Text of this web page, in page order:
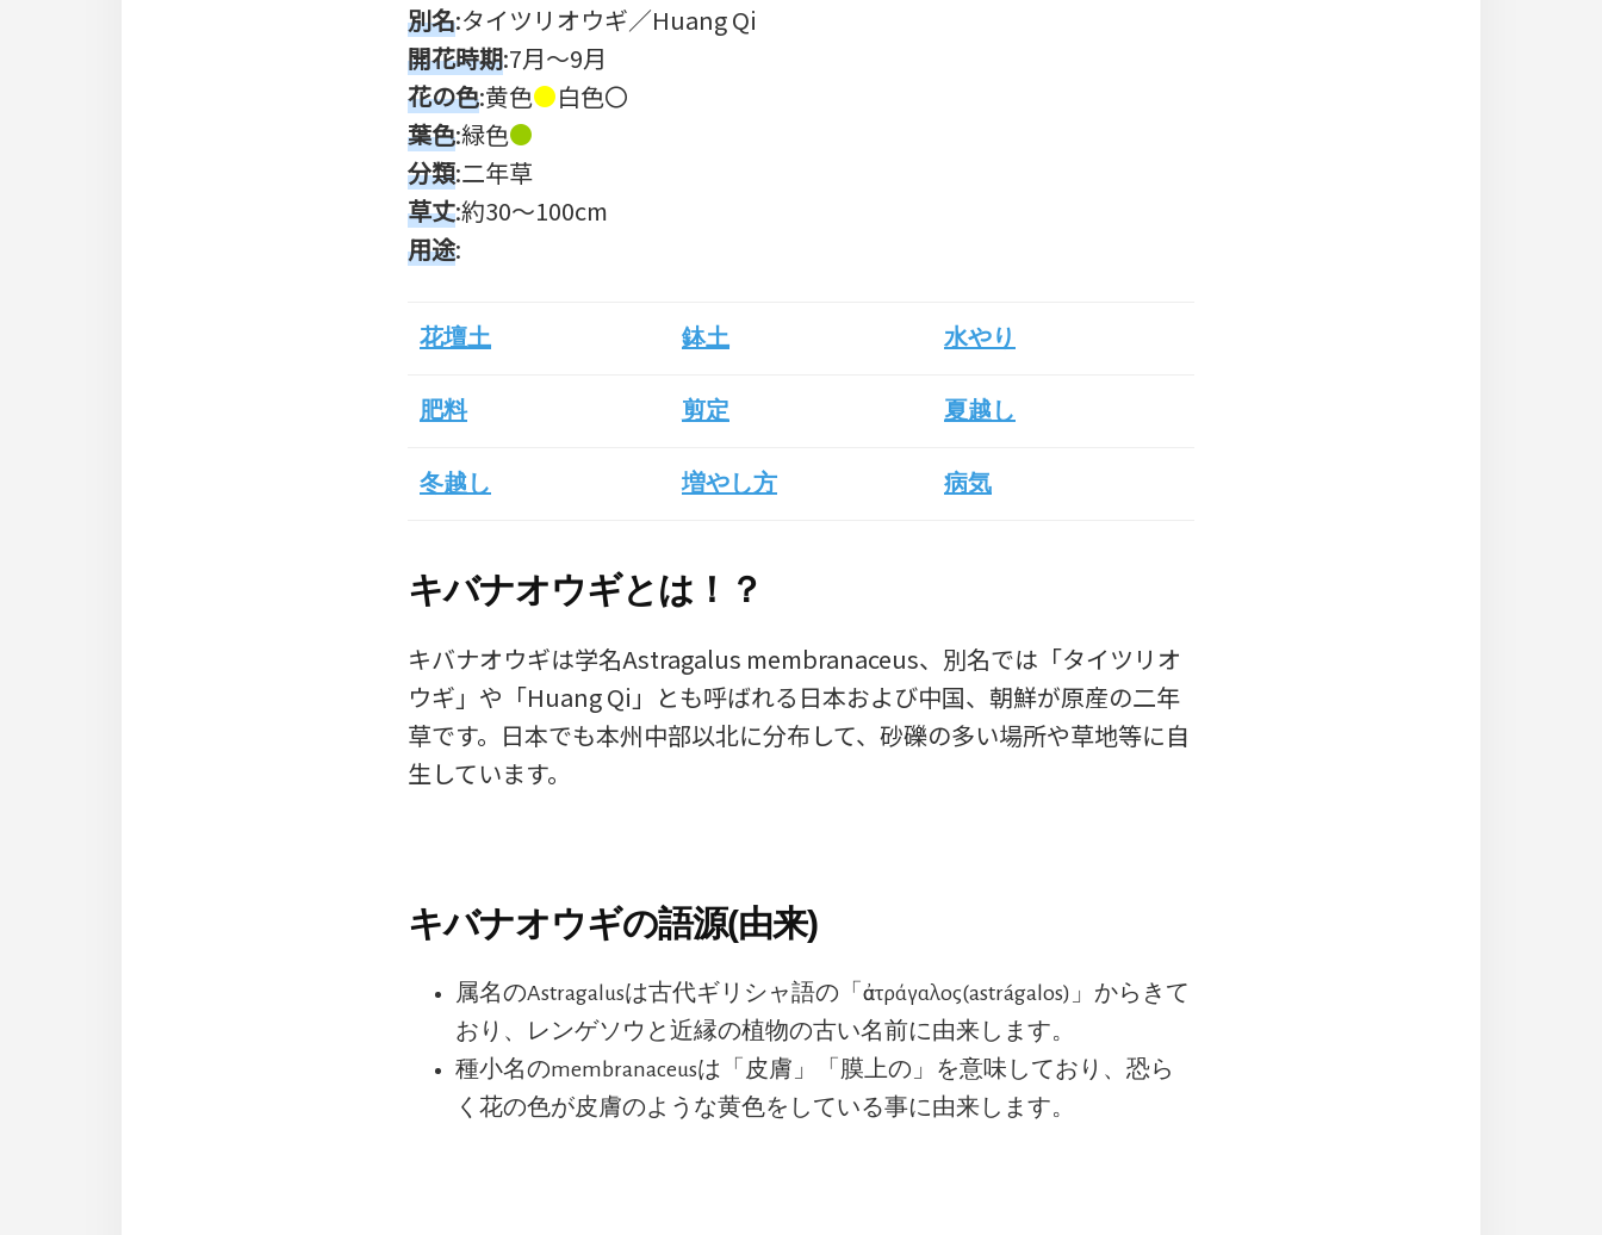
別名:タイツリオウギ／Huang Qi
開花時期:7月～9月
花の色:黄色●白色〇
葉色:緑色●
分類:二年草
草丈:約30～100cm
用途:
花壇土 鉢土 水やり
肥料 剪定 夏越し
冬越し 増やし方 病気
キバナオウギとは！？
キバナオウギは学名Astragalus membranaceus、別名では「タイツリオ
ウギ」や「Huang Qi」とも呼ばれる日本および中国、朝鮮が原産の二年
草です。日本でも本州中部以北に分布して、砂礫の多い場所や草地等に自
生しています。
キバナオウギの語源(由来)
属名のAstragalusは古代ギリシャ語の「ἀστράγαλος(astrágalos)」からきて
おり、レンゲソウと近縁の植物の古い名前に由来します。
種小名のmembranaceusは「皮膚」「膜上の」を意味しており、恐ら
く花の色が皮膚のような黄色をしている事に由来します。